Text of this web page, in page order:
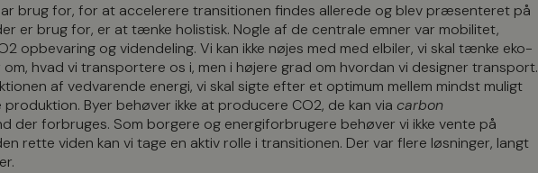
brug for, for at accelerere transitionen findes allerede og blev præsenteret på
er brug for, er at tænke holistisk. Nogle af de centrale emner var mobilitet,
opbevaring og videndeling. Vi kan ikke nøjes med med elbiler, vi skal tænke eko-
hvad vi transportere os i, men i højere grad om hvordan vi designer transport.
af vedvarende energi, vi skal sigte efter et optimum mellem mindst muligt
Byer behøver ikke at producere CO2, de kan via carbon
der forbruges. Som borgere og energiforbrugere behøver vi ikke vente på
rette viden kan vi tage en aktiv rolle i transitionen. Der var flere løsninger, langt